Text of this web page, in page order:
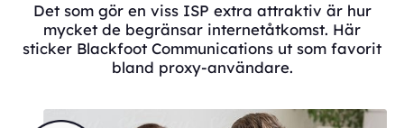
Det som gör en viss ISP extra attraktiv är hur
mycket de begränsar internetåtkomst. Här
sticker Blackfoot Communications ut som favorit
bland proxy-användare.